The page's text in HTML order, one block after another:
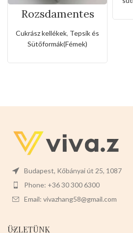
Rozsdamentes
téglalapos tepsi
Cukrász kellékek, Tepsik és
Sütőformák(Fémek)
Budapest, Kőbányai út 25, 1087
Phone: +36 30 300 6300
Email: vivazhang58@gmail.com
ÜZLETÜNK